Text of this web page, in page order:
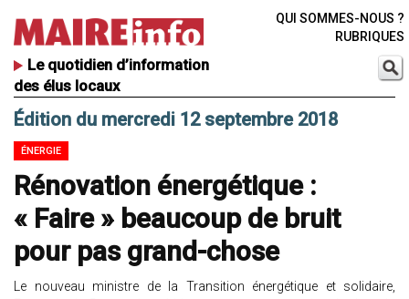
Le quotidien d’information
des élus locaux
QUI SOMMES-NOUS ?
RUBRIQUES
Édition du mercredi 12 septembre 2018
ÉNERGIE
Rénovation énergétique :
« Faire » beaucoup de bruit
pour pas grand-chose
Le nouveau ministre de la Transition énergétique et solidaire,